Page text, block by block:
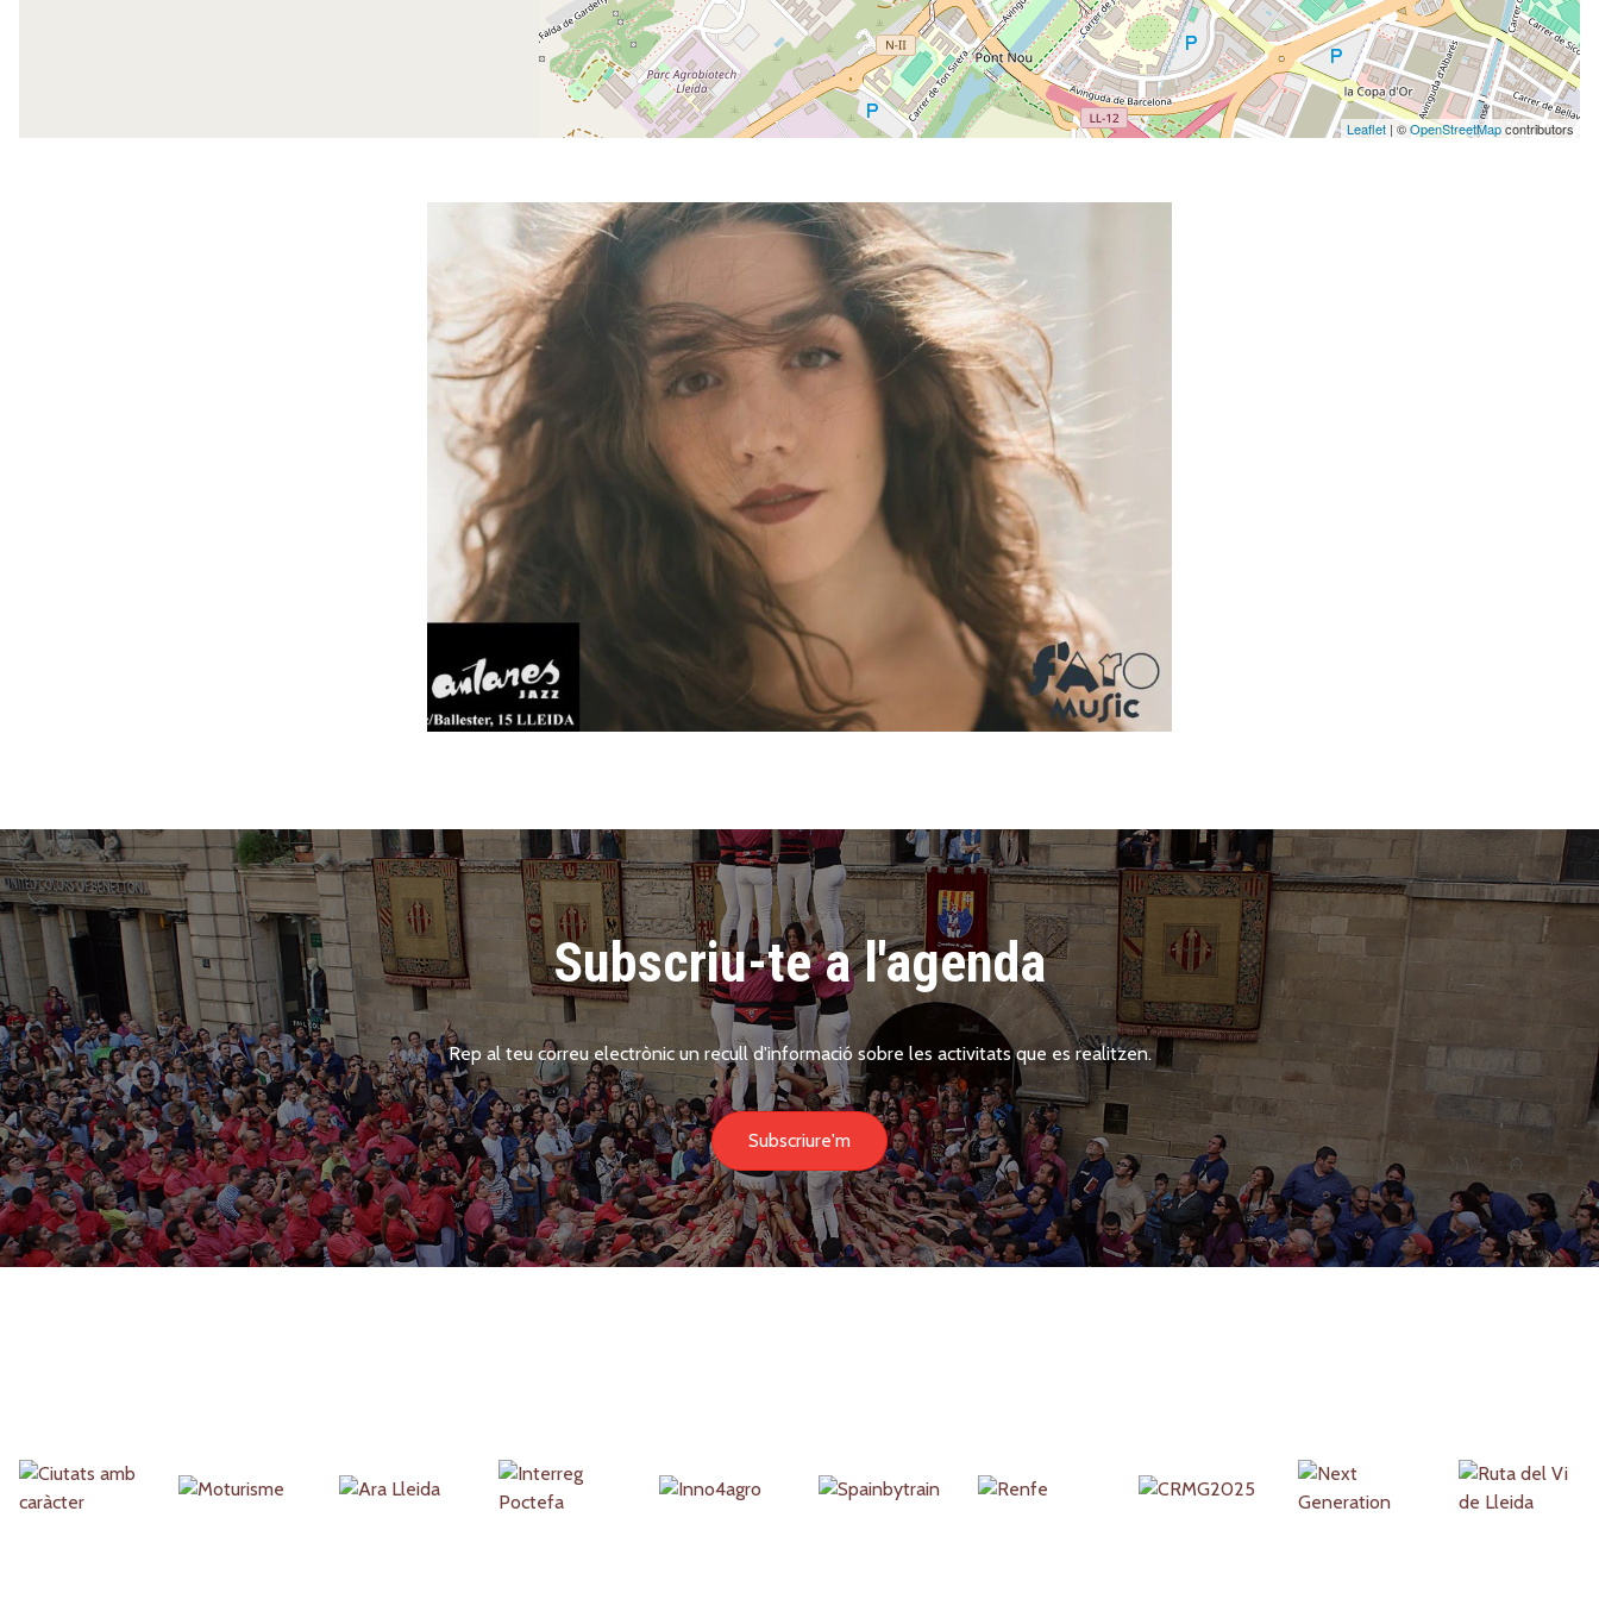
Leaflet| ©OpenStreetMapcontributors
Subscriu-te a l'agenda
Rep al teu correu electrònic un recull d'informació sobre les activitats que es realitzen.
Subscriure'm
Partners